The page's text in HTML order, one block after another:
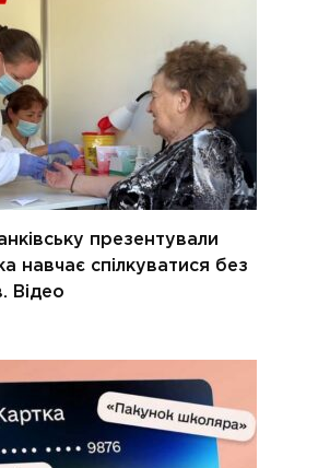
презентували
навчає спілкуватися без
Відео